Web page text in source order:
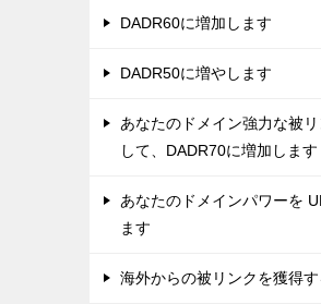
DADR60に増加します
DADR50に増やします
あなたのドメイン強力な被
して、DADR70に増加します
あなたのドメインパワーを
ます
海外からの被リンクを獲得